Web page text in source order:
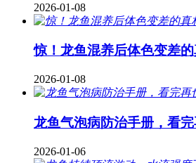
2026-01-08
惊！龙鱼混养后体色变差
2026-01-08
龙鱼气泡病防治手册，看
2026-01-06